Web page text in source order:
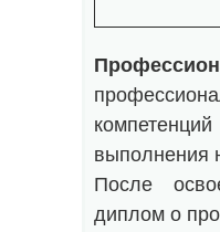
выполнения
После
диплом о